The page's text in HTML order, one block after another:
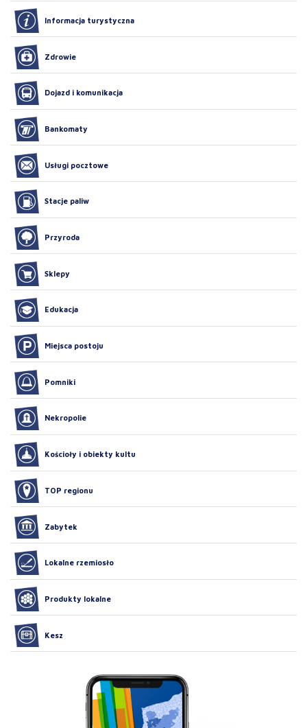
Informacja turystyczna
Zdrowie
Dojazd i komunikacja
Bankomaty
Usługi pocztowe
Stacje paliw
Przyroda
Sklepy
Edukacja
Miejsca postoju
Pomniki
Nekropolie
Kościoły i obiekty kultu
TOP regionu
Zabytek
Lokalne rzemiosło
Produkty lokalne
Kesz